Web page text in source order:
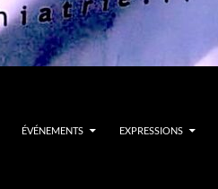
ÉVÉNEMENTS EXPRESSIONS